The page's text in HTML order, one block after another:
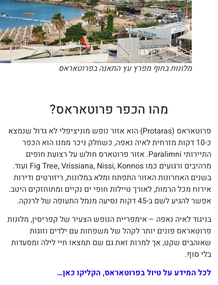
מלונות בחוף מפרץ עץ התאנה בפרוטאראס
מהו הכפר פרוטאראס?
פרוטאראס (Protaras) הוא אזור נופש מוניציפלי לא גדול שנמצא
כ-10 דקות מזרחית לאיה נאפה, כשחלק ניכר ממנו הוא הכפר
התיירותי Paralimni. אזור פרוטארס חולש על רצועת חופים
מרהיבים ורגועים כמו Fig Tree, Vrissiana, Nissi, Konnos ועוד.
האחרונות האזור התפתח ומלא במלונות, ריזורטים ודירות
מכל הרמות, לאורך טיילות חופי ים נקיים ומתוחזקים היטב.
לשם ב-45 דקות נסיעה מנמל התעופה של לרנקה.
לאיה נאפה – אימפריית הנופש הצעיר של קפריסין, מלונות
פונים יותר לקהל של משפחות עם ילדים וזוגות
שקט, אך למרות זאת גם שם תמצאו חיי לילה ומסעדות
סוף.
המידע על טיול בפרוטאראס, הקליקו כאן…